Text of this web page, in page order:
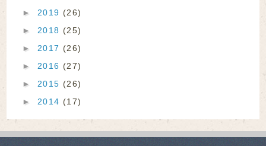
► 2019 (26)
► 2018 (25)
► 2017 (26)
► 2016 (27)
► 2015 (26)
► 2014 (17)